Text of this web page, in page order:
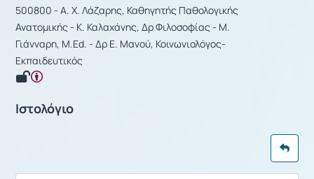
500800 - Α. Χ. Λάζαρης, Καθηγητής Παθολογικής
Ανατομικής - Κ. Καλαχάνης, Δρ Φιλοσοφίας - Μ.
Γιάνναρη, M.Ed. - Δρ Ε. Μανού, Κοινωνιολόγος-
Εκπαιδευτικός
Ιστολόγιο